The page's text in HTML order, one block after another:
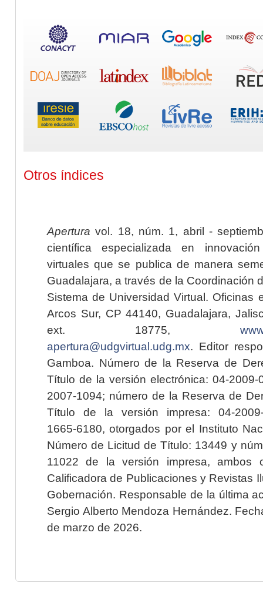
Otros índices
Apertura vol. 18, núm. 1, abril -
científica especializada en
virtuales que se publica de manera
Guadalajara, a través de la Coordinación
Sistema de Universidad Virtual. Oficinas
Arcos Sur, CP 44140, Guadalajara,
ext. 18775,
apertura@udgvirtual.udg.mx. Editor
Gamboa. Número de la Reserva de
Título de la versión electrónica: 04-2009-
2007-1094; número de la Reserva de
Título de la versión impresa: 04-2009-
1665-6180, otorgados por el Instituto
Número de Licitud de Título: 13449 y
11022 de la versión impresa, ambos
Calificadora de Publicaciones y Revistas
Gobernación. Responsable de la última
Sergio Alberto Mendoza Hernández.
de marzo de 2026.